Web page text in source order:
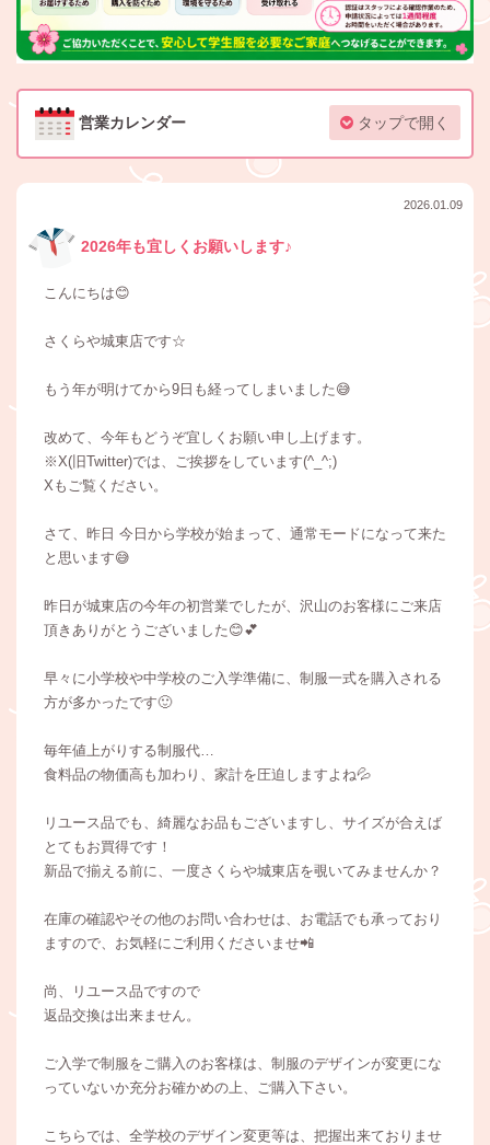
営業カレンダー タップで開く
2026.01.09
2026年も宜しくお願いします♪
こんにちは😊
さくらや城東店です☆
もう年が明けてから9日も経ってしまいました😅
改めて、今年もどうぞ宜しくお願い申し上げます。
※X(旧Twitter)では、ご挨拶をしています(^_^;)
Xもご覧ください。
さて、昨日 今日から学校が始まって、通常モードになって来た
と思います😅
昨日が城東店の今年の初営業でしたが、沢山のお客様にご来店
頂きありがとうございました😊💕
早々に小学校や中学校のご入学準備に、制服一式を購入される
方が多かったです🙂
毎年値上がりする制服代…
食料品の物価高も加わり、家計を圧迫しますよね💦
リユース品でも、綺麗なお品もございますし、サイズが合えば
とてもお買得です！
新品で揃える前に、一度さくらや城東店を覗いてみませんか？
在庫の確認やその他のお問い合わせは、お電話でも承っており
ますので、お気軽にご利用くださいませ📲
尚、リユース品ですので
返品交換は出来ません。
ご入学で制服をご購入のお客様は、制服のデザインが変更にな
っていないか充分お確かめの上、ご購入下さい。
こちらでは、全学校のデザイン変更等は、把握出来ておりませ